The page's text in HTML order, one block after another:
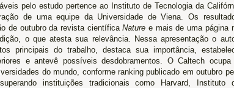
pelo estudo pertence ao Instituto de Tecnologia da
de uma equipe da Universidade de Viena. Os
de outubro da revista científicaNature e mais de uma página
o que atesta sua relevância. Nessa apresentação o
principais do trabalho, destaca sua importância,
e antevê possíveis desdobramentos. O Caltech
do mundo, conforme ranking publicado em outubro
instituições tradicionais como Harvard, Instituto